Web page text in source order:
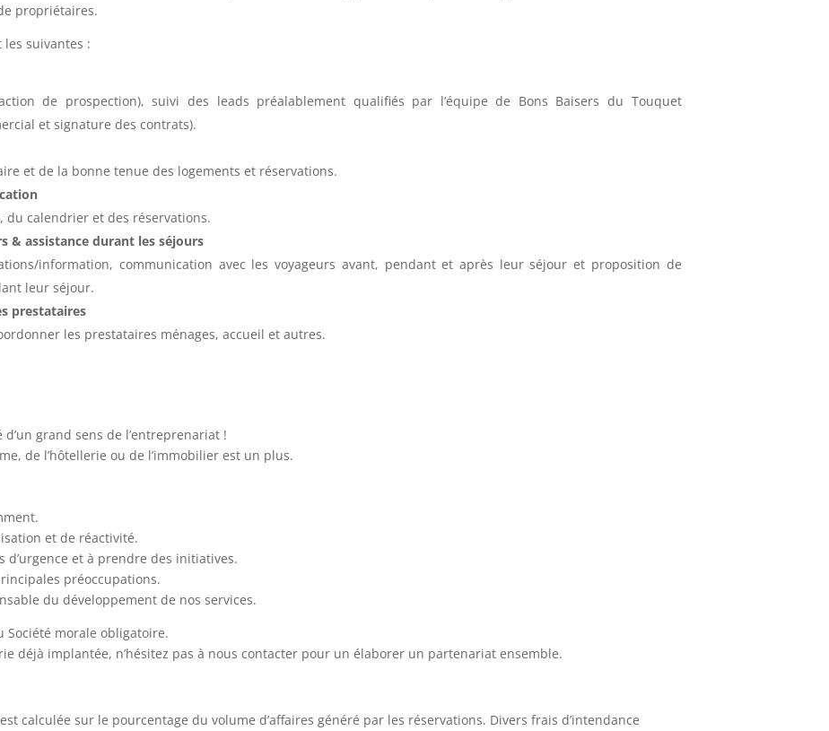
propriétaires.
les suivantes :
de prospection), suivi des leads préalablement qualifiés par l’équipe de Bons Baisers du Touquet
et signature des contrats).
et de la bonne tenue des logements et réservations.
du calendrier et des réservations.
& assistance durant les séjours
information, communication avec les voyageurs avant, pendant et après leur séjour et proposition de
leur séjour.
prestataires
les prestataires ménages, accueil et autres.
grand sens de l’entreprenariat !
de l’hôtellerie ou de l’immobilier est un plus.
et de réactivité.
d’urgence et à prendre des initiatives.
préoccupations.
du développement de nos services.
Société morale obligatoire.
déjà implantée, n’hésitez pas à nous contacter pour un élaborer un partenariat ensemble.
calculée sur le pourcentage du volume d’affaires généré par les réservations. Divers frais d’intendance